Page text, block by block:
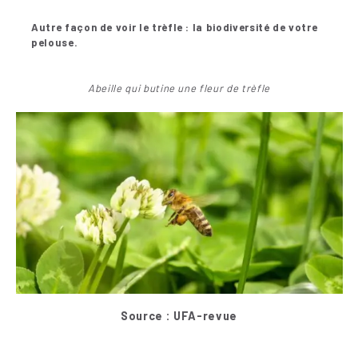
Autre façon de voir le trèfle : la biodiversité de votre
pelouse.
Abeille qui butine une fleur de trèfle
Source : UFA-revue